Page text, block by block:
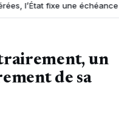
fixe une échéance pour
un
de sa